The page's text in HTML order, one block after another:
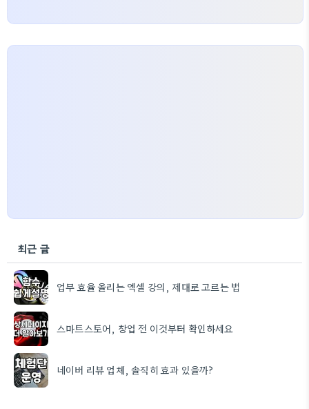
최근 글
업무 효율 올리는 엑셀 강의, 제대로 고르는 법
스마트스토어, 창업 전 이것부터 확인하세요
네이버 리뷰 업체, 솔직히 효과 있을까?